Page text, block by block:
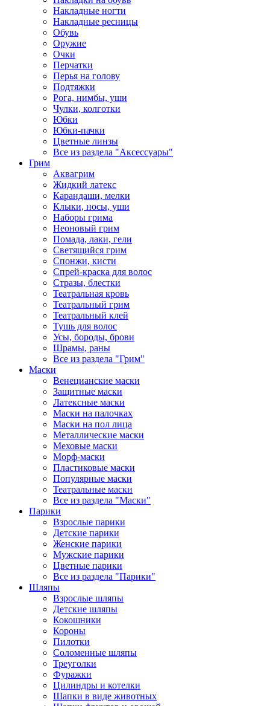
Накладные ногти
Накладные ресницы
Обувь
Оружие
Очки
Перчатки
Перья на голову
Подтяжки
Рога, нимбы, уши
Чулки, колготки
Юбки
Юбки-пачки
Цветные линзы
Все из раздела "Аксессуары"
Грим
Аквагрим
Жидкий латекс
Карандаши, мелки
Клыки, носы, уши
Наборы грима
Неоновый грим
Помада, лаки, гели
Светящийся грим
Спонжи, кисти
Спрей-краска для волос
Стразы, блестки
Театральная кровь
Театральный грим
Театральный клей
Тушь для волос
Усы, бороды, брови
Шрамы, раны
Все из раздела "Грим"
Маски
Венецианские маски
Защитные маски
Латексные маски
Маски на палочках
Маски на пол лица
Металлические маски
Меховые маски
Морф-маски
Пластиковые маски
Популярные маски
Театральные маски
Все из раздела "Маски"
Парики
Взрослые парики
Детские парики
Женские парики
Мужские парики
Цветные парики
Все из раздела "Парики"
Шляпы
Взрослые шляпы
Детские шляпы
Кокошники
Короны
Пилотки
Соломенные шляпы
Треуголки
Фуражки
Цилиндры и котелки
Шапки в виде животных